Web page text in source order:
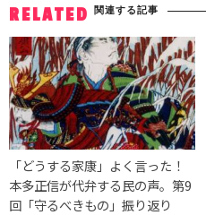
RELATED 関連する記事
「どうする家康」よく言った！
本多正信が代弁する民の声。第9
回「守るべきもの」振り返り